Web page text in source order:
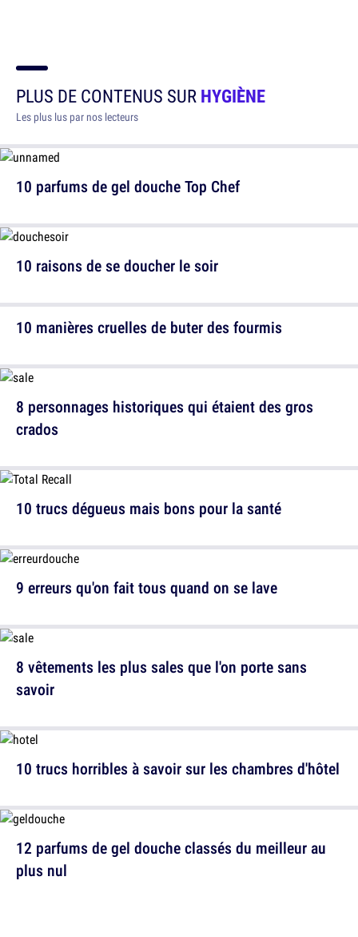
PLUS DE CONTENUS SURHYGIÈNE
Les plus lus par nos lecteurs
10 parfums de gel douche Top Chef
10 manières cruelles de buter des fourmis
10 trucs dégueus mais bons pour la santé
8 vêtements les plus sales que l'on porte sans
savoir
12 parfums de gel douche classés du meilleur au
plus nul
10 raisons de se doucher le soir
8 personnages historiques qui étaient des gros
crados
9 erreurs qu'on fait tous quand on se lave
10 trucs horribles à savoir sur les chambres d'hôtel